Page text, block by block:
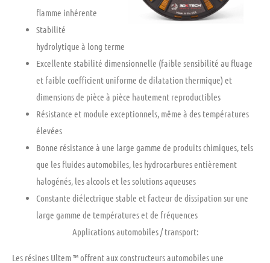
flamme inhérente
Stabilité
hydrolytique à long terme
Excellente stabilité dimensionnelle (faible sensibilité au fluage
et faible coefficient uniforme de dilatation thermique) et
dimensions de pièce à pièce hautement reproductibles
Résistance et module exceptionnels, même à des températures
élevées
Bonne résistance à une large gamme de produits chimiques, tels
que les fluides automobiles, les hydrocarbures entièrement
halogénés, les alcools et les solutions aqueuses
Constante diélectrique stable et facteur de dissipation sur une
large gamme de températures et de fréquences
Applications automobiles / transport:
Les résines Ultem ™ offrent aux constructeurs automobiles une